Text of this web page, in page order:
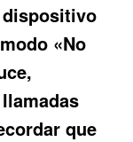
«No
que